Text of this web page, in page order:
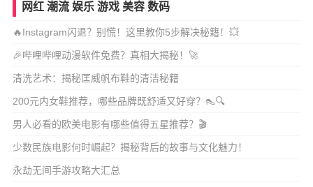
网红 潮流 娱乐 游戏 美容 数码
🔥Instagram闪退？别慌！这里教你5步解决秘籍！💥
🎉哔哩哔哩动漫软件免费？真相大揭秘！🚀
清洗艺术：揭秘匡威帆布鞋的清洁秘籍
200元内女鞋推荐，哪些品牌既舒适又好穿？👠🔍
男人必看的欧美电影有哪些值得五星推荐？🎬
少数民族电影何时崛起？揭秘背后的故事与文化魅力！
永劫无间手游攻略大汇总